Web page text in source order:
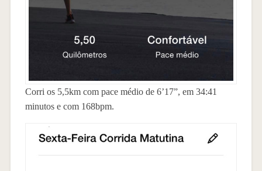
Corri os 5,5km com pace médio de 6’17”, em 34:41
minutos e com 168bpm.